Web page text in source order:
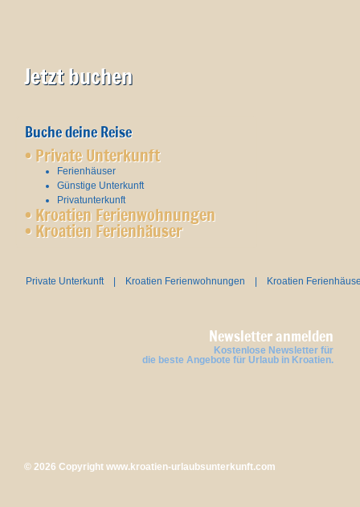
Jetzt buchen
Buche deine Reise
• Private Unterkunft
Ferienhäuser
Günstige Unterkunft
Privatunterkunft
• Kroatien Ferienwohnungen
• Kroatien Ferienhäuser
Private Unterkunft| Kroatien Ferienwohnungen Kroatien
Newsletter anmelden
Kostenlose Newsletter für
die beste Angebote für Urlaub in Kroatien.
© 2026 Copyright www.kroatien-urlaubsunterkunft.com